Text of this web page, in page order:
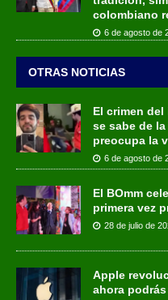
colombiano
6 de agosto de
OTRAS NOTICIAS
El crimen
se sabe de
preocupa la
6 de agosto de
El BOmm
primera vez
28 de julio de
Apple
ahora